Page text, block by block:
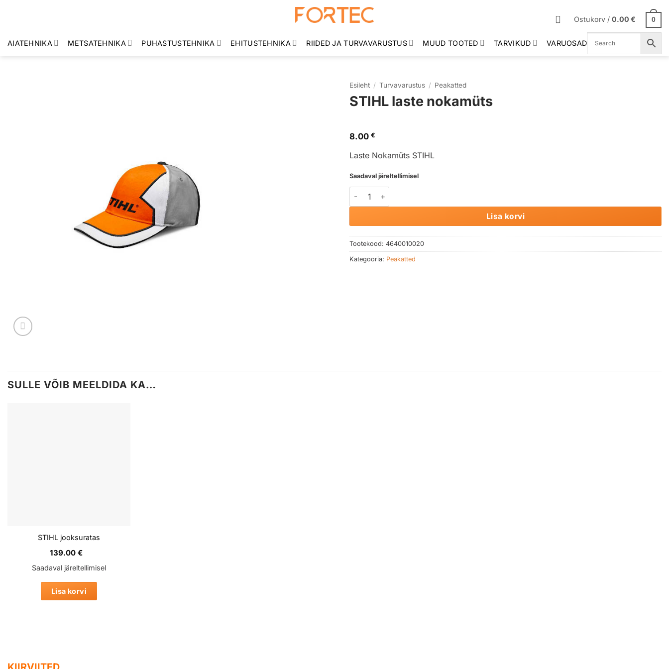
Ostukorv /0.00€ 0
AIATEHNIKA METSATEHNIKA PUHASTUSTEHNIKA EHITUSTEHNIKA RIIDED JA TURVAVARUSTUS MUUD TOOTED TARVIKUD VARUOSAD
Esileht / Turvavarustus / Peakatted
STIHL laste nokamüts
8.00 €
Laste Nokamüts STIHL
Saadaval järeltellimisel
STIHL laste nokamüts kogus
Lisa korvi
Tootekood: 4640010020
Kategooria: Peakatted
SULLE VÕIB MEELDIDA KA…
STIHL jooksuratas
139.00€
Saadaval järeltellimisel
Lisa korvi